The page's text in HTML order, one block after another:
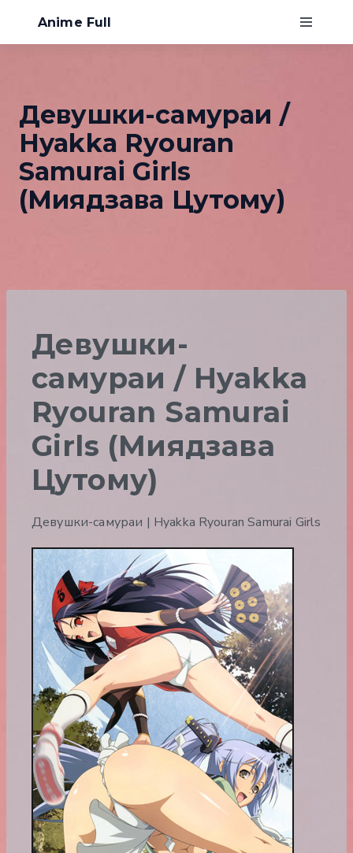
Anime Full
Хентай
О нас
Девушки-самураи /
Hyakka Ryouran
Samurai Girls
(Миядзава Цутому)
Девушки-
самураи / Hyakka
Ryouran Samurai
Girls (Миядзава
Цутому)
Девушки-самураи | Hyakka Ryouran Samurai Girls